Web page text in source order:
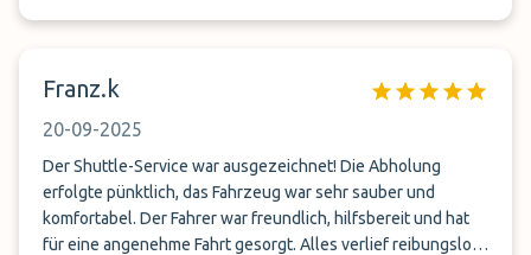
Franz.k
20-09-2025
Der Shuttle-Service war ausgezeichnet! Die Abholung
erfolgte pünktlich, das Fahrzeug war sehr sauber und
komfortabel. Der Fahrer war freundlich, hilfsbereit und hat
für eine angenehme Fahrt gesorgt. Alles verlief reibungslos